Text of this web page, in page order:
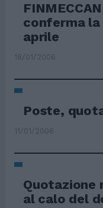
conferma la
aprile
18/01/2006
Poste,
11/01/2006
Quotazione
al calo del